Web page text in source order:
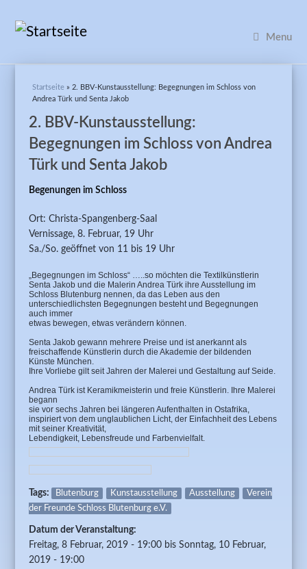
Menu
Sie sind hier
Startseite » 2. BBV-Kunstausstellung: Begegnungen im Schloss von
Andrea Türk und Senta Jakob
2. BBV-Kunstausstellung:
Begegnungen im Schloss von Andrea
Türk und Senta Jakob
Begenungen im Schloss
Ort: Christa-Spangenberg-Saal
Vernissage, 8. Februar, 19 Uhr
Sa./So. geöffnet von 11 bis 19 Uhr
„Begegnungen im Schloss“ …..so möchten die Textilkünstlerin
Senta Jakob und die Malerin Andrea Türk ihre Ausstellung im
Schloss Blutenburg nennen, da das Leben aus den
unterschiedlichsten Begegnungen besteht und Begegnungen
auch immer
etwas bewegen, etwas verändern können.
Senta Jakob gewann mehrere Preise und ist anerkannt als
freischaffende Künstlerin durch die Akademie der bildenden
Künste München.
Ihre Vorliebe gilt seit Jahren der Malerei und Gestaltung auf Seide.
Andrea Türk ist Keramikmeisterin und freie Künstlerin. Ihre Malerei
begann
sie vor sechs Jahren bei längeren Aufenthalten in Ostafrika,
inspiriert von dem unglaublichen Licht, der Einfachheit des Lebens
mit seiner Kreativität,
Lebendigkeit, Lebensfreude und Farbenvielfalt.
Tags: Blutenburg Kunstausstellung Ausstellung
Verein
der Freunde Schloss Blutenburg e.V.
Datum der Veranstaltung:
Freitag, 8 Februar, 2019 - 19:00 bisSonntag, 10 Februar,
2019 - 19:00